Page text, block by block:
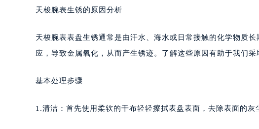
天梭腕表生锈的原因分析
天梭腕表表盘生锈通常是由汗水、海水或日常接触的化学物质
应，导致金属氧化，从而产生锈迹。了解这些原因有助于我们采
基本处理步骤
1.清洁：首先使用柔软的干布轻轻擦拭表盘表面，去除表面的灰